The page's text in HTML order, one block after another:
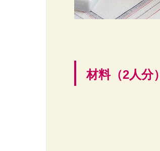
材料（2人分）